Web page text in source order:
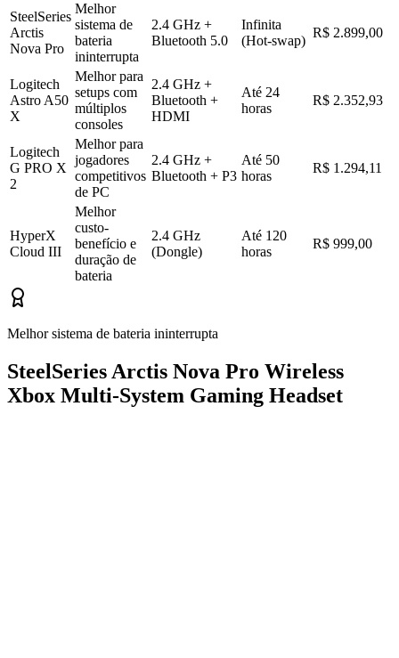
SteelSeries
Arctis
Nova Pro
Melhor
sistema de
bateria
ininterrupta
2.4 GHz +
Bluetooth 5.0
Infinita
(Hot-swap)
R$ 2.899,00
Logitech
Astro A50
X
Melhor para
setups com
múltiplos
consoles
2.4 GHz +
Bluetooth +
HDMI
Até 24
horas
R$ 2.352,93
Logitech
G PRO X
2
Melhor para
jogadores
competitivos
de PC
2.4 GHz +
Bluetooth + P3
Até 50
horas
R$ 1.294,11
HyperX
Cloud III
Melhor
custo-
benefício e
duração de
bateria
2.4 GHz
(Dongle)
Até 120
horas
R$ 999,00
Melhor sistema de bateria ininterrupta
SteelSeries Arctis Nova Pro Wireless
Xbox Multi-System Gaming Headset